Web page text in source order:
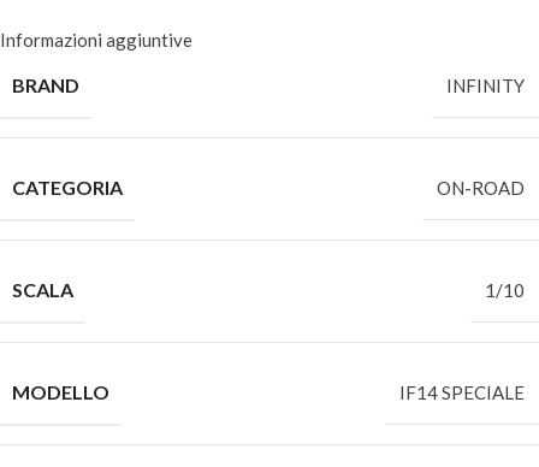
Informazioni aggiuntive
BRAND INFINITY
CATEGORIA ON-ROAD
SCALA 1/10
MODELLO IF14 SPECIALE